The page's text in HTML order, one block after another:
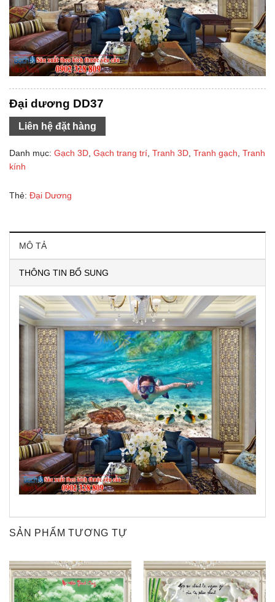
Đại dương DD37
Liên hệ đặt hàng
Danh mục: Gạch 3D Gạch trang trí Tranh 3D Tranh gạch Tranh
kính
Thẻ: Đại Dương
MÔ TẢ
THÔNG TIN BỔ SUNG
SẢN PHẨM TƯƠNG TỰ